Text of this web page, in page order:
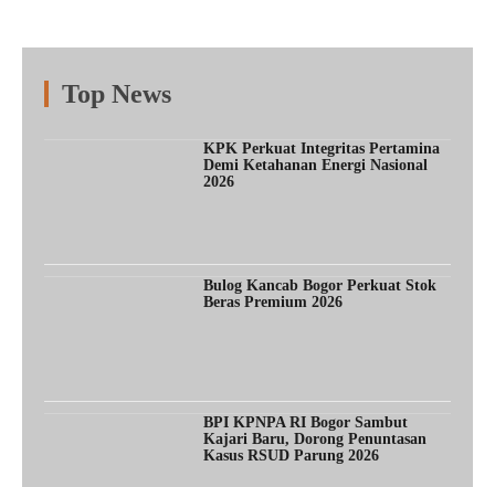
Top News
KPK Perkuat Integritas Pertamina
Demi Ketahanan Energi Nasional
2026
Bulog Kancab Bogor Perkuat Stok
Beras Premium 2026
BPI KPNPA RI Bogor Sambut
Kajari Baru, Dorong Penuntasan
Kasus RSUD Parung 2026